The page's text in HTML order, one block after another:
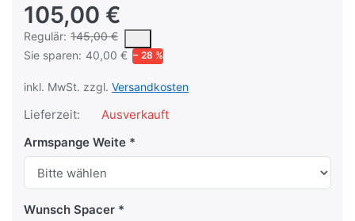
105,00 €
Regulär: 145,00 €
Es handelt sich um den mittleren Verkaufspreis, den Kunden
Sie sparen: 40,00 € − 28 %
inkl. MwSt. zzgl. Versandkosten
Lieferzeit:
Ausverkauft
Armspange Weite
Wunsch Spacer